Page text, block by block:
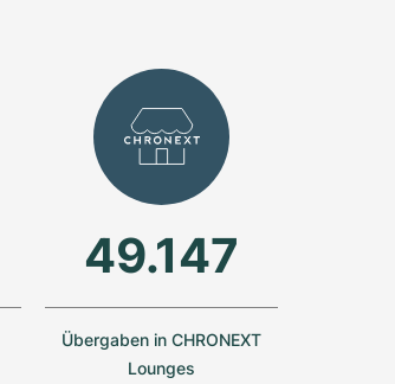
49.147
Übergaben in CHRONEXT
Lounges